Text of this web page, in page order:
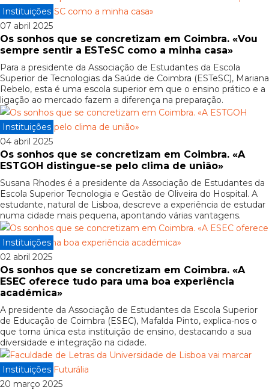
Instituições
07 abril 2025
Os sonhos que se concretizam em Coimbra. «Vou
sempre sentir a ESTeSC como a minha casa»
Para a presidente da Associação de Estudantes da Escola
Superior de Tecnologias da Saúde de Coimbra (ESTeSC), Mariana
Rebelo, esta é uma escola superior em que o ensino prático e a
ligação ao mercado fazem a diferença na preparação.
Instituições
04 abril 2025
Os sonhos que se concretizam em Coimbra. «A
ESTGOH distingue-se pelo clima de união»
Susana Rhodes é a presidente da Associação de Estudantes da
Escola Superior Tecnologia e Gestão de Oliveira do Hospital. A
estudante, natural de Lisboa, descreve a experiência de estudar
numa cidade mais pequena, apontando várias vantagens.
Instituições
02 abril 2025
Os sonhos que se concretizam em Coimbra. «A
ESEC oferece tudo para uma boa experiência
académica»
A presidente da Associação de Estudantes da Escola Superior
de Educação de Coimbra (ESEC), Mafalda Pinto, explica-nos o
que torna única esta instituição de ensino, destacando a sua
diversidade e integração na cidade.
Instituições
20 março 2025